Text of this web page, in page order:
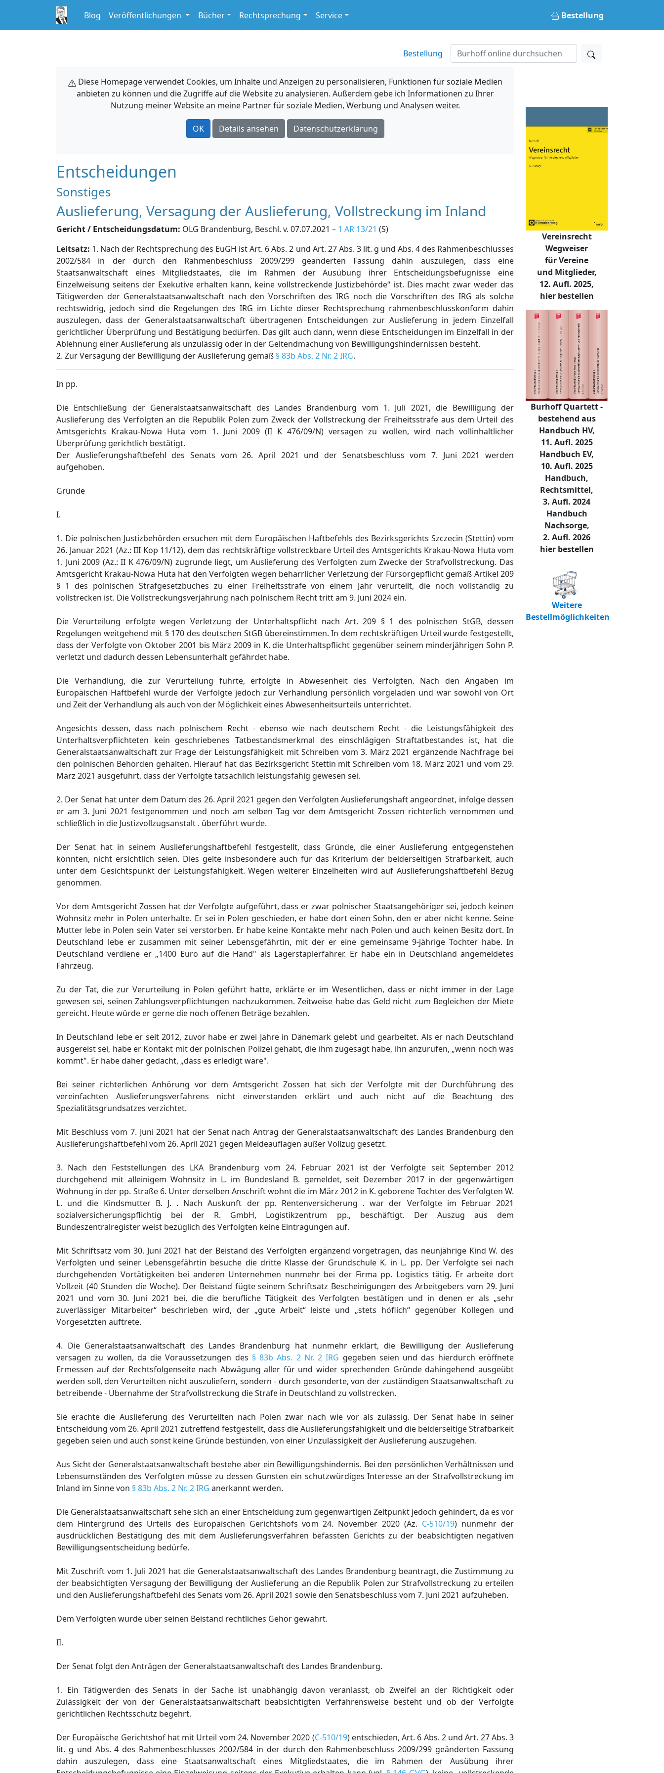
Blog Veröffentlichungen Bücher Rechtsprechung Service Bestellung
Bestellung
Diese Homepage verwendet Cookies, um Inhalte und Anzeigen zu personalisieren, Funktionen für soziale Medien
anbieten zu können und die Zugriffe auf die Website zu analysieren. Außerdem gebe ich Informationen zu Ihrer
Nutzung meiner Website an meine Partner für soziale Medien, Werbung und Analysen weiter.
OK Details ansehen Datenschutzerklärung
Entscheidungen
Sonstiges
Auslieferung, Versagung der Auslieferung, Vollstreckung im Inland
Gericht / Entscheidungsdatum: OLG Brandenburg, Beschl. v. 07.07.2021 – 1 AR 13/21 (S)
Leitsatz: 1. Nach der Rechtsprechung des EuGH ist Art. 6 Abs. 2 und Art. 27 Abs. 3 lit. g und Abs. 4 des Rahmenbeschlusses
2002/584 in der durch den Rahmenbeschluss 2009/299 geänderten Fassung dahin auszulegen, dass eine
Staatsanwaltschaft eines Mitgliedstaates, die im Rahmen der Ausübung ihrer Entscheidungsbefugnisse eine
Einzelweisung seitens der Exekutive erhalten kann, keine vollstreckende Justizbehörde“ ist. Dies macht zwar weder das
Tätigwerden der Generalstaatsanwaltschaft nach den Vorschriften des IRG noch die Vorschriften des IRG als solche
rechtswidrig, jedoch sind die Regelungen des IRG im Lichte dieser Rechtsprechung rahmenbeschlusskonform dahin
auszulegen, dass der Generalstaatsanwaltschaft übertragenen Entscheidungen zur Auslieferung in jedem Einzelfall
gerichtlicher Überprüfung und Bestätigung bedürfen. Das gilt auch dann, wenn diese Entscheidungen im Einzelfall in der
Ablehnung einer Auslieferung als unzulässig oder in der Geltendmachung von Bewilligungshindernissen besteht.
2. Zur Versagung der Bewilligung der Auslieferung gemäß § 83b Abs. 2 Nr. 2 IRG.
In pp.
Die Entschließung der Generalstaatsanwaltschaft des Landes Brandenburg vom 1. Juli 2021, die Bewilligung der
Auslieferung des Verfolgten an die Republik Polen zum Zweck der Vollstreckung der Freiheitsstrafe aus dem Urteil des
Amtsgerichts Krakau-Nowa Huta vom 1. Juni 2009 (II K 476/09/N) versagen zu wollen, wird nach vollinhaltlicher
Überprüfung gerichtlich bestätigt.
Der Auslieferungshaftbefehl des Senats vom 26. April 2021 und der Senatsbeschluss vom 7. Juni 2021 werden
aufgehoben.
Gründe
I.
1. Die polnischen Justizbehörden ersuchen mit dem Europäischen Haftbefehls des Bezirksgerichts Szczecin (Stettin) vom
26. Januar 2021 (Az.: III Kop 11/12), dem das rechtskräftige vollstreckbare Urteil des Amtsgerichts Krakau-Nowa Huta vom
1. Juni 2009 (Az.: II K 476/09/N) zugrunde liegt, um Auslieferung des Verfolgten zum Zwecke der Strafvollstreckung. Das
Amtsgericht Krakau-Nowa Huta hat den Verfolgten wegen beharrlicher Verletzung der Fürsorgepflicht gemäß Artikel 209
§ 1 des polnischen Strafgesetzbuches zu einer Freiheitsstrafe von einem Jahr verurteilt, die noch vollständig zu
vollstrecken ist. Die Vollstreckungsverjährung nach polnischem Recht tritt am 9. Juni 2024 ein.
Die Verurteilung erfolgte wegen Verletzung der Unterhaltspflicht nach Art. 209 § 1 des polnischen StGB, dessen
Regelungen weitgehend mit § 170 des deutschen StGB übereinstimmen. In dem rechtskräftigen Urteil wurde festgestellt,
dass der Verfolgte von Oktober 2001 bis März 2009 in K. die Unterhaltspflicht gegenüber seinem minderjährigen Sohn P.
verletzt und dadurch dessen Lebensunterhalt gefährdet habe.
Die Verhandlung, die zur Verurteilung führte, erfolgte in Abwesenheit des Verfolgten. Nach den Angaben im
Europäischen Haftbefehl wurde der Verfolgte jedoch zur Verhandlung persönlich vorgeladen und war sowohl von Ort
und Zeit der Verhandlung als auch von der Möglichkeit eines Abwesenheitsurteils unterrichtet.
Angesichts dessen, dass nach polnischem Recht - ebenso wie nach deutschem Recht - die Leistungsfähigkeit des
Unterhaltsverpflichteten kein geschriebenes Tatbestandsmerkmal des einschlägigen Straftatbestandes ist, hat die
Generalstaatsanwaltschaft zur Frage der Leistungsfähigkeit mit Schreiben vom 3. März 2021 ergänzende Nachfrage bei
den polnischen Behörden gehalten. Hierauf hat das Bezirksgericht Stettin mit Schreiben vom 18. März 2021 und vom 29.
März 2021 ausgeführt, dass der Verfolgte tatsächlich leistungsfähig gewesen sei.
2. Der Senat hat unter dem Datum des 26. April 2021 gegen den Verfolgten Auslieferungshaft angeordnet, infolge dessen
er am 3. Juni 2021 festgenommen und noch am selben Tag vor dem Amtsgericht Zossen richterlich vernommen und
schließlich in die Justizvollzugsanstalt . überführt wurde.
Der Senat hat in seinem Auslieferungshaftbefehl festgestellt, dass Gründe, die einer Auslieferung entgegenstehen
könnten, nicht ersichtlich seien. Dies gelte insbesondere auch für das Kriterium der beiderseitigen Strafbarkeit, auch
unter dem Gesichtspunkt der Leistungsfähigkeit. Wegen weiterer Einzelheiten wird auf Auslieferungshaftbefehl Bezug
genommen.
Vor dem Amtsgericht Zossen hat der Verfolgte aufgeführt, dass er zwar polnischer Staatsangehöriger sei, jedoch keinen
Wohnsitz mehr in Polen unterhalte. Er sei in Polen geschieden, er habe dort einen Sohn, den er aber nicht kenne. Seine
Mutter lebe in Polen sein Vater sei verstorben. Er habe keine Kontakte mehr nach Polen und auch keinen Besitz dort. In
Deutschland lebe er zusammen mit seiner Lebensgefährtin, mit der er eine gemeinsame 9-jährige Tochter habe. In
Deutschland verdiene er „1400 Euro auf die Hand" als Lagerstaplerfahrer. Er habe ein in Deutschland angemeldetes
Fahrzeug.
Zu der Tat, die zur Verurteilung in Polen geführt hatte, erklärte er im Wesentlichen, dass er nicht immer in der Lage
gewesen sei, seinen Zahlungsverpflichtungen nachzukommen. Zeitweise habe das Geld nicht zum Begleichen der Miete
gereicht. Heute würde er gerne die noch offenen Beträge bezahlen.
In Deutschland lebe er seit 2012, zuvor habe er zwei Jahre in Dänemark gelebt und gearbeitet. Als er nach Deutschland
ausgereist sei, habe er Kontakt mit der polnischen Polizei gehabt, die ihm zugesagt habe, ihn anzurufen, „wenn noch was
kommt". Er habe daher gedacht, „dass es erledigt wäre".
Bei seiner richterlichen Anhörung vor dem Amtsgericht Zossen hat sich der Verfolgte mit der Durchführung des
vereinfachten Auslieferungsverfahrens nicht einverstanden erklärt und auch nicht auf die Beachtung des
Spezialitätsgrundsatzes verzichtet.
Mit Beschluss vom 7. Juni 2021 hat der Senat nach Antrag der Generalstaatsanwaltschaft des Landes Brandenburg den
Auslieferungshaftbefehl vom 26. April 2021 gegen Meldeauflagen außer Vollzug gesetzt.
3. Nach den Feststellungen des LKA Brandenburg vom 24. Februar 2021 ist der Verfolgte seit September 2012
durchgehend mit alleinigem Wohnsitz in L. im Bundesland B. gemeldet, seit Dezember 2017 in der gegenwärtigen
Wohnung in der pp. Straße 6. Unter derselben Anschrift wohnt die im März 2012 in K. geborene Tochter des Verfolgten W.
L. und die Kindsmutter B. J. . Nach Auskunft der pp. Rentenversicherung . war der Verfolgte im Februar 2021
sozialversicherungspflichtig bei der R. GmbH, Logistikzentrum pp., beschäftigt. Der Auszug aus dem
Bundeszentralregister weist bezüglich des Verfolgten keine Eintragungen auf.
Mit Schriftsatz vom 30. Juni 2021 hat der Beistand des Verfolgten ergänzend vorgetragen, das neunjährige Kind W. des
Verfolgten und seiner Lebensgefährtin besuche die dritte Klasse der Grundschule K. in L. pp. Der Verfolgte sei nach
durchgehenden Vortätigkeiten bei anderen Unternehmen nunmehr bei der Firma pp. Logistics tätig. Er arbeite dort
Vollzeit (40 Stunden die Woche). Der Beistand fügte seinem Schriftsatz Bescheinigungen des Arbeitgebers vom 29. Juni
2021 und vom 30. Juni 2021 bei, die die berufliche Tätigkeit des Verfolgten bestätigen und in denen er als „sehr
zuverlässiger Mitarbeiter“ beschrieben wird, der „gute Arbeit“ leiste und „stets höflich“ gegenüber Kollegen und
Vorgesetzten auftrete.
4. Die Generalstaatsanwaltschaft des Landes Brandenburg hat nunmehr erklärt, die Bewilligung der Auslieferung
versagen zu wollen, da die Voraussetzungen des § 83b Abs. 2 Nr. 2 IRG gegeben seien und das hierdurch eröffnete
Ermessen auf der Rechtsfolgenseite nach Abwägung aller für und wider sprechenden Gründe dahingehend ausgeübt
werden soll, den Verurteilten nicht auszuliefern, sondern - durch gesonderte, von der zuständigen Staatsanwaltschaft zu
betreibende - Übernahme der Strafvollstreckung die Strafe in Deutschland zu vollstrecken.
Sie erachte die Auslieferung des Verurteilten nach Polen zwar nach wie vor als zulässig. Der Senat habe in seiner
Entscheidung vom 26. April 2021 zutreffend festgestellt, dass die Auslieferungsfähigkeit und die beiderseitige Strafbarkeit
gegeben seien und auch sonst keine Gründe bestünden, von einer Unzulässigkeit der Auslieferung auszugehen.
Aus Sicht der Generalstaatsanwaltschaft bestehe aber ein Bewilligungshindernis. Bei den persönlichen Verhältnissen und
Lebensumständen des Verfolgten müsse zu dessen Gunsten ein schutzwürdiges Interesse an der Strafvollstreckung im
Inland im Sinne von § 83b Abs. 2 Nr. 2 IRG anerkannt werden.
Die Generalstaatsanwaltschaft sehe sich an einer Entscheidung zum gegenwärtigen Zeitpunkt jedoch gehindert, da es vor
dem Hintergrund des Urteils des Europäischen Gerichtshofs vom 24. November 2020 (Az. C-510/19) nunmehr der
ausdrücklichen Bestätigung des mit dem Auslieferungsverfahren befassten Gerichts zu der beabsichtigten negativen
Bewilligungsentscheidung bedürfe.
Mit Zuschrift vom 1. Juli 2021 hat die Generalstaatsanwaltschaft des Landes Brandenburg beantragt, die Zustimmung zu
der beabsichtigten Versagung der Bewilligung der Auslieferung an die Republik Polen zur Strafvollstreckung zu erteilen
und den Auslieferungshaftbefehl des Senats vom 26. April 2021 sowie den Senatsbeschluss vom 7. Juni 2021 aufzuheben.
Dem Verfolgten wurde über seinen Beistand rechtliches Gehör gewährt.
II.
Der Senat folgt den Anträgen der Generalstaatsanwaltschaft des Landes Brandenburg.
1. Ein Tätigwerden des Senats in der Sache ist unabhängig davon veranlasst, ob Zweifel an der Richtigkeit oder
Zulässigkeit der von der Generalstaatsanwaltschaft beabsichtigten Verfahrensweise besteht und ob der Verfolgte
gerichtlichen Rechtsschutz begehrt.
Der Europäische Gerichtshof hat mit Urteil vom 24. November 2020 (C-510/19) entschieden, Art. 6 Abs. 2 und Art. 27 Abs. 3
lit. g und Abs. 4 des Rahmenbeschlusses 2002/584 in der durch den Rahmenbeschluss 2009/299 geänderten Fassung
dahin auszulegen, dass eine Staatsanwaltschaft eines Mitgliedstaates, die im Rahmen der Ausübung ihrer
Vereinsrecht
Wegweiser
für Vereine
und Mitglieder,
12. Aufl. 2025,
hier bestellen
Burhoff Quartett -
bestehend aus
Handbuch HV,
11. Aufl. 2025
Handbuch EV,
10. Aufl. 2025
Handbuch,
Rechtsmittel,
3. Aufl. 2024
Handbuch
Nachsorge,
2. Aufl. 2026
hier bestellen
Weitere
Bestellmöglichkeiten